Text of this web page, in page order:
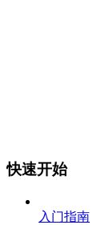
快速开始
入门指南